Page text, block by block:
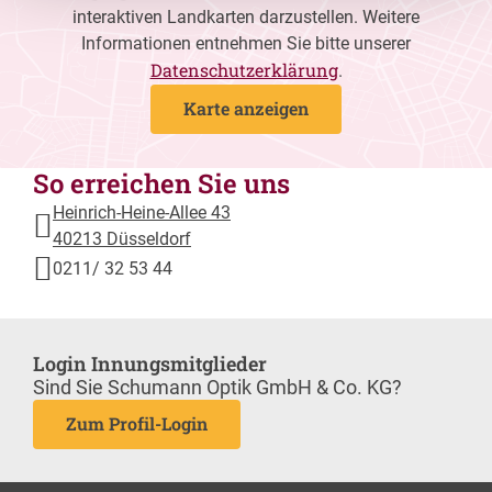
interaktiven Landkarten darzustellen. Weitere
Informationen entnehmen Sie bitte unserer
Datenschutzerklärung.
Karte anzeigen
So erreichen Sie uns
Heinrich-Heine-Allee 43
40213 Düsseldorf
0211/ 32 53 44
Login Innungsmitglieder
Sind Sie Schumann Optik GmbH & Co. KG?
Zum Profil-Login